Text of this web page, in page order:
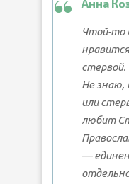
Анна
Чтой-то
Не знаю,
или
любит
—